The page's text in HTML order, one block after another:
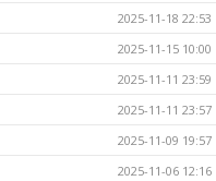
2025-11-18 22:53
2025-11-15 10:00
2025-11-11 23:59
2025-11-11 23:57
2025-11-09 19:57
2025-11-06 12:16